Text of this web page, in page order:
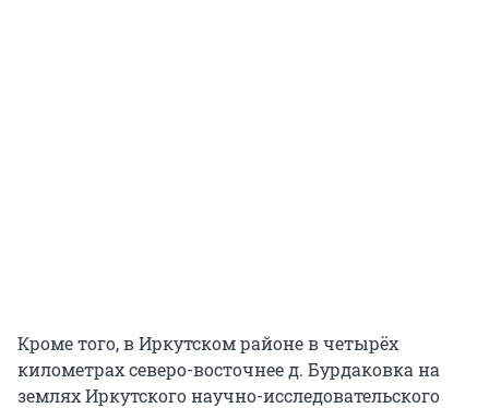
Кроме того, в Иркутском районе в четырёх
километрах северо-восточнее д. Бурдаковка на
землях Иркутского научно-исследовательского